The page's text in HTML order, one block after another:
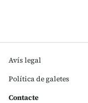
Avís legal
Política de galetes
Contacte